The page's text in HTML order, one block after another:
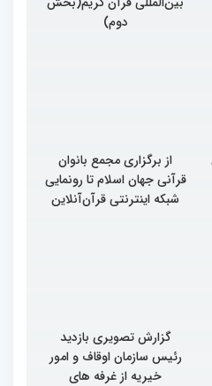
گزارش تصویری آخرین روز
رقابت بخش برادران